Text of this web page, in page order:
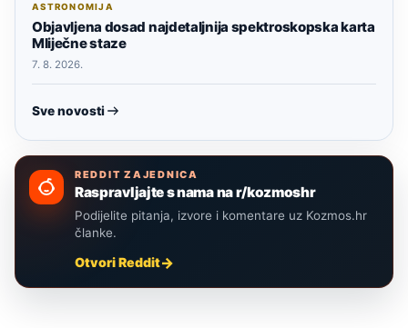
ASTRONOMIJA
Objavljena dosad najdetaljnija spektroskopska karta
Mliječne staze
7. 8. 2026.
Sve novosti
REDDIT ZAJEDNICA
Raspravljajte s nama na r/kozmoshr
Podijelite pitanja, izvore i komentare uz Kozmos.hr
članke.
Otvori Reddit